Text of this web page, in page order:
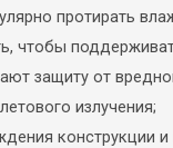
протирать
чтобы
защиту от
излучения;
конструкции и